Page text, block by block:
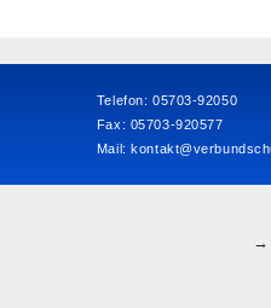
Telefon: 05703-92050
Fax: 05703-920577
Mail:
→